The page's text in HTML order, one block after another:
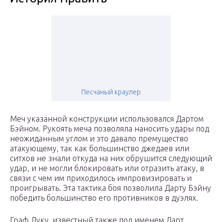
Песчаный краулер
Меч указанной конструкции использовался Дартом
Бэйном. Рукоять меча позволяла наносить удары под
неожиданным углом и это давало премущество
атакующему, так как большинство джедаев или
ситхов не знали откуда на них обрушится следующий
удар, и не могли блокировать или отразить атаку, в
связи с чем им приходилось импровизировать и
проигрывать. Эта тактика боя позволила Дарту Бэйну
победить большинство его противников в дуэлях.
Граф Дуку, известный также под именем Дарт